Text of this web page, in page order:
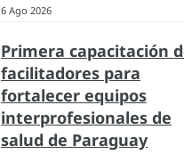
6 Ago 2026
Primera capacitación
facilitadores para
fortalecer equipos
interprofesionales de
salud de Paraguay